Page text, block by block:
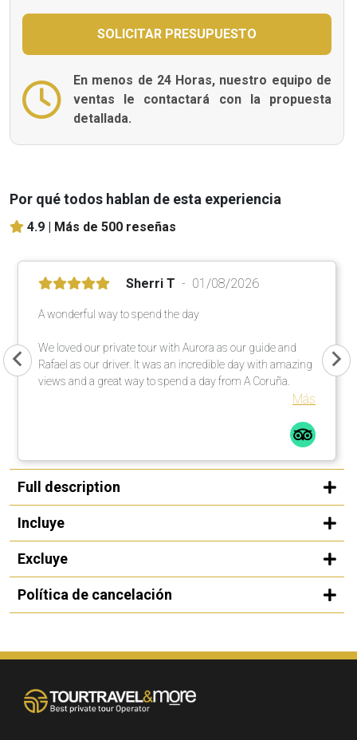
En menos de 24 Horas, nuestro equipo de
ventas le contactará con la propuesta
detallada.
Por qué todos hablan de esta experiencia
4.9 | Más de 500 reseñas
Sherri T 01/08/2026
A wonderful way to spend the day
We loved our private tour with Aurora as our guide and
Rafael as our driver. It was an incredible day with amazing
views and a great way to spend a day from A Coruña.
Más
Full description
Incluye
Excluye
Política de cancelación